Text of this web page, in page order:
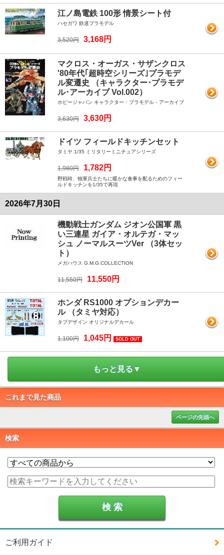
江ノ島電鉄 100形 情景シート付
ハセガワ 鉄道プラモデル
3,520円 3,168円
マクロス・オーガス・サザンクロス
'80年代｢超時空シリーズ｣プラモデ
ル変遷史 （キャラクター･プラモデ
ル･アーカイブ Vol.002）
ホビージャパン キャラクター・プラモデル・アーカイブ
3,630円 3,630円
ドイツ フィールドキッチンセット
タミヤ 1/35 ミリタリーミニチュアシリーズ
1,980円 1,782円
野戦時、独軍兵士たちに暖かな食事を配るためのフィー
ルドキッチンを1/35で再現
2026年7月30日
機動戦士ガンダム ジオン公国軍 黒
い三連星 ガイア・オルテガ・マッ
シュ ノーマルスーツVer （3体セッ
ト）
メガハウス G.M.G.COLLECTION
11,550円 11,550円
ホンダ RS1000 オプションデカー
ル （タミヤ対応）
タブデザイン オリジナルデカール
1,100円 1,045円 SOLD OUT
もっと見る▼
これまで見た商品
ページの先頭へ
検索
ご利用ガイド